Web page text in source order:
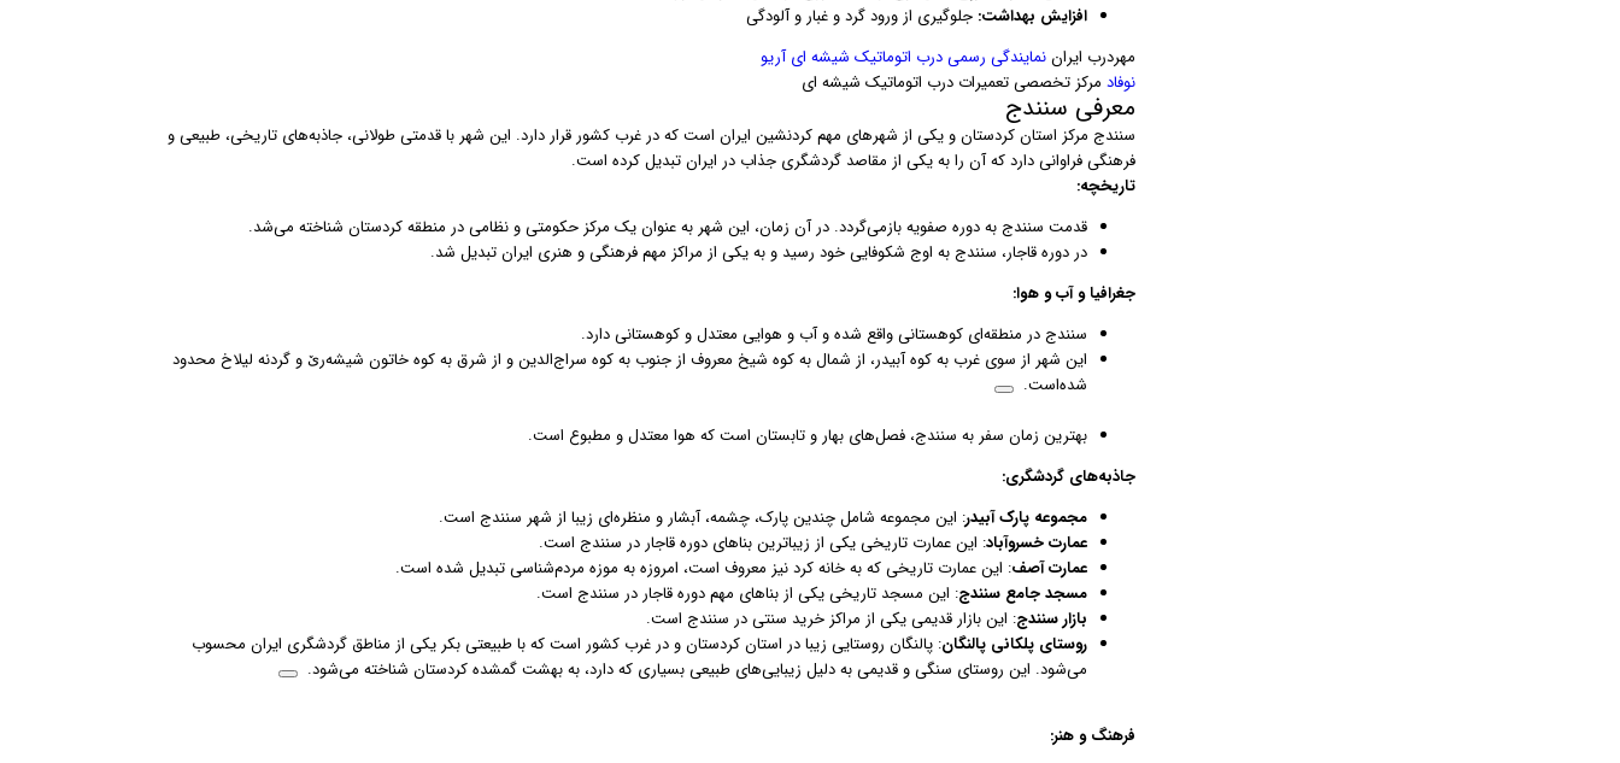
افزایش بهداشت: جلوگیری از ورود گرد و غبار و آلودگی
مهردرب ایراننمایندگی رسمی درب اتوماتیک شیشه ای آریو
نوفاد مرکز تخصصی تعمیرات درب اتوماتیک شیشه ای
معرفی سنندج
سنندج مرکز استان کردستان و یکی از شهرهای مهم کردنشین ایران است که در غرب کشور قرار دارد. این شهر با قدمتی طولانی، جاذبه‌های تاریخی، طبیعی و
فرهنگی فراوانی دارد که آن را به یکی از مقاصد گردشگری جذاب در ایران تبدیل کرده است.
تاریخچه:
قدمت سنندج به دوره صفویه بازمی‌گردد. در آن زمان، این شهر به عنوان یک مرکز حکومتی و نظامی در منطقه کردستان شناخته می‌شد.
در دوره قاجار، سنندج به اوج شکوفایی خود رسید و به یکی از مراکز مهم فرهنگی و هنری ایران تبدیل شد.
جغرافیا و آب و هوا:
سنندج در منطقه‌ای کوهستانی واقع شده و آب و هوایی معتدل و کوهستانی دارد.
این شهر از سوی غرب به کوه آبیدر، از شمال به کوه شیخ معروف از جنوب به کوه سراج‌الدین و از شرق به کوه خاتون شیشه‌رێ و گردنه لیلاخ محدود
شده‌است.
بهترین زمان سفر به سنندج، فصل‌های بهار و تابستان است که هوا معتدل و مطبوع است.
جاذبه‌های گردشگری:
مجموعه پارک آبیدر: این مجموعه شامل چندین پارک، چشمه، آبشار و منظره‌ای زیبا از شهر سنندج است.
عمارت خسروآباد: این عمارت تاریخی یکی از زیباترین بناهای دوره قاجار در سنندج است.
عمارت آصف: این عمارت تاریخی که به خانه کرد نیز معروف است، امروزه به موزه مردم‌شناسی تبدیل شده است.
مسجد جامع سنندج: این مسجد تاریخی یکی از بناهای مهم دوره قاجار در سنندج است.
بازار سنندج: این بازار قدیمی یکی از مراکز خرید سنتی در سنندج است.
روستای پلکانی پالنگان: پالنگان روستایی زیبا در استان کردستان و در غرب کشور است که با طبیعتی بکر یکی از مناطق گردشگری ایران محسوب
می‌شود. این روستای سنگی و قدیمی به دلیل زیبایی‌های طبیعی بسیاری که دارد، به بهشت گمشده کردستان شناخته می‌شود.
فرهنگ و هنر: